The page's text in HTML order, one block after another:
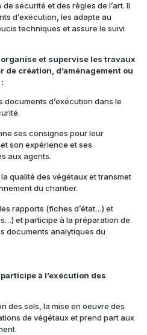
sécurité et des règles de l’art. Il
d’exécution, les adapte au
techniques et assure le suivi
et supervise les travaux
création, d’aménagement ou
documents d’exécution dans le
ses consignes pour leur
son expérience et ses
aux agents.
qualité des végétaux et transmet
du chantier.
rapports (fiches d’état…) et
et participe à la préparation de
documents analytiques du
à l’exécution des
des sols, la mise en oeuvre des
de végétaux et prend part aux